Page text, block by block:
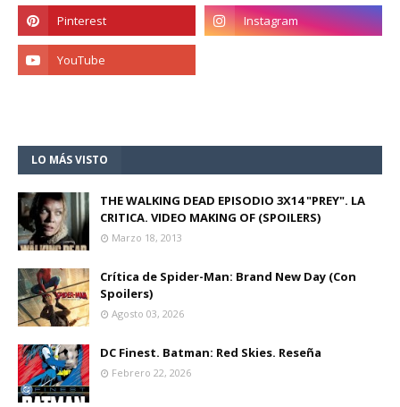
LO MÁS VISTO
THE WALKING DEAD EPISODIO 3X14 "PREY". LA
CRITICA. VIDEO MAKING OF (SPOILERS)
Marzo 18, 2013
Crítica de Spider-Man: Brand New Day (Con
Spoilers)
Agosto 03, 2026
DC Finest. Batman: Red Skies. Reseña
Febrero 22, 2026